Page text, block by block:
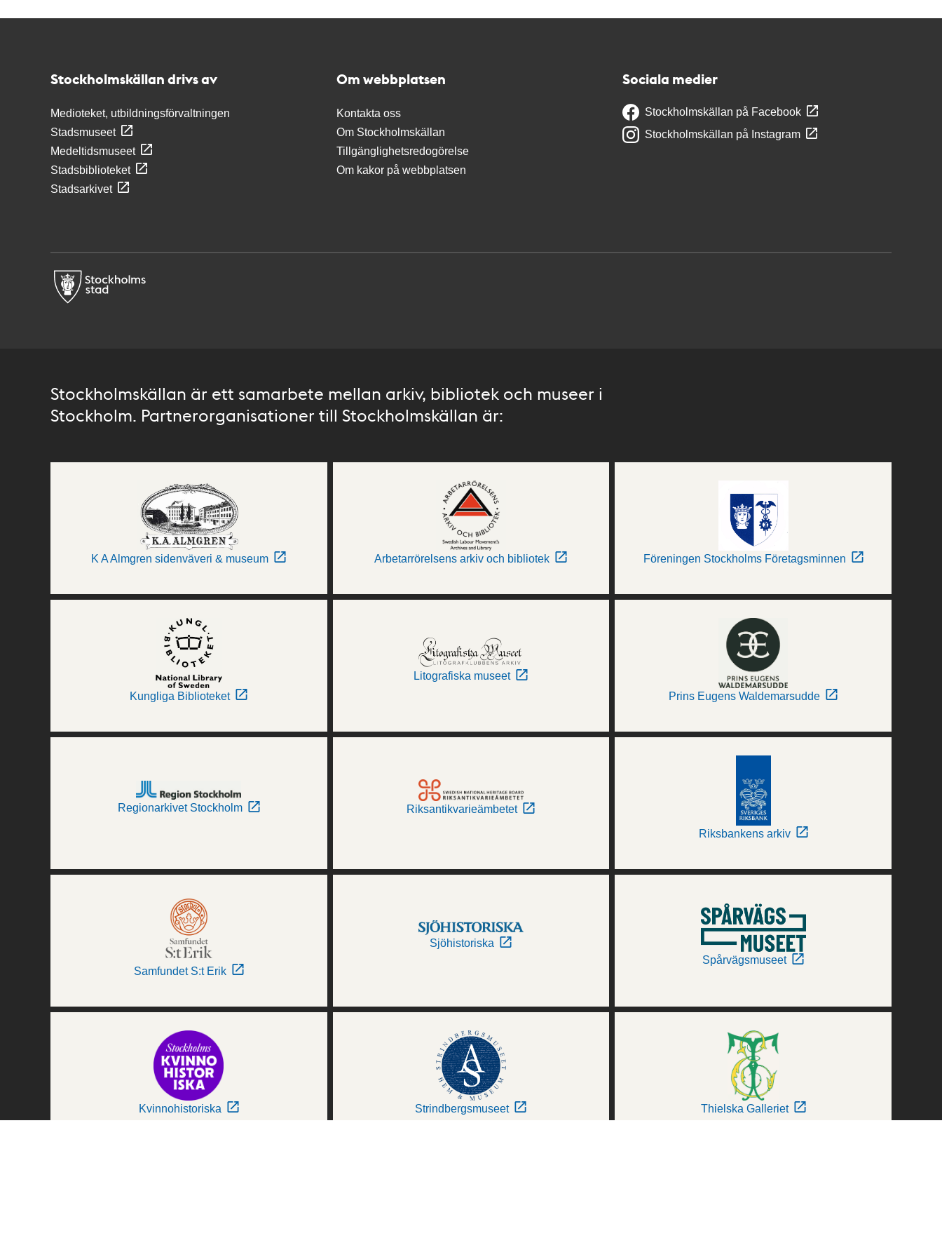
Stockholmskällan drivs av
Medioteket, utbildningsförvaltningen
Stadsmuseet
Medeltidsmuseet
Stadsbiblioteket
Stadsarkivet
Om webbplatsen
Kontakta oss
Om Stockholmskällan
Tillgänglighetsredogörelse
Om kakor på webbplatsen
Sociala medier
Stockholmskällan på Facebook
Stockholmskällan på Instagram
Stockholmskällan är ett samarbete mellan arkiv, bibliotek och museer i
Stockholm. Partnerorganisationer till Stockholmskällan är:
K A Almgren sidenväveri & museum Arbetarrörelsens arkiv och bibliotek Föreningen Stockholms Företagsminnen
Kungliga Biblioteket
Litografiska museet
Prins Eugens Waldemarsudde
Regionarkivet Stockholm Riksantikvarieämbetet
Riksbankens arkiv
Samfundet S:t Erik
Sjöhistoriska
Spårvägsmuseet
Kvinnohistoriska Strindbergsmuseet Thielska Galleriet